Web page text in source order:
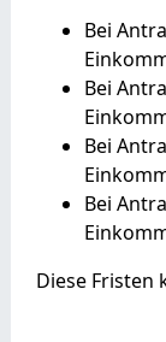
Bei
Bei
Bei
Bei
Diese Fristen